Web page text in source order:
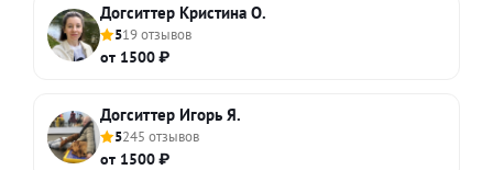
Догситтер Кристина О.
519 отзывов
от 1500 ₽
Догситтер Игорь Я.
5245 отзывов
от 1500 ₽